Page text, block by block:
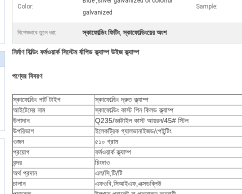
Color:
galvanized
Sample:
বিশেষভাবে তুলে ধরা: স্কাফোল্ডিং ফিটিং,স্কাফোল্ডিংয়ের অংশ
নির্মাণ বিল্ডিং ফর্মওয়ার্ক সিস্টেম র্যাপিড ক্ল্যাম্প উইজ ক্ল্যাম্প
পণ্যের বিবরণ
স্কাফোল্ডিং পার্ট টাইপ
স্কাফোল্ডিং দ্রুত ক্ল্যাম্প
আইটেমের নাম
স্কাফোল্ডিং কাস্ট পিন কিলড ক্ল্যাম্প
উপাদান
Q235/ডাক্টাইল কাস্ট আয়রন/45# স্টিল
উপরিভাগ
ইলেকট্রিক গ্যালভানাইজড/পেইন্টিং
ওজন
৫১০ গ্রাম
প্রয়োগ
ফর্মওয়ার্ক ক্ল্যাম্প
বন্দর
চিংদাও
অর্থ প্রদান
এল/সি,টি/টি
চালান
এফওবি,সিআইএফ,এক্সডব্লিউ